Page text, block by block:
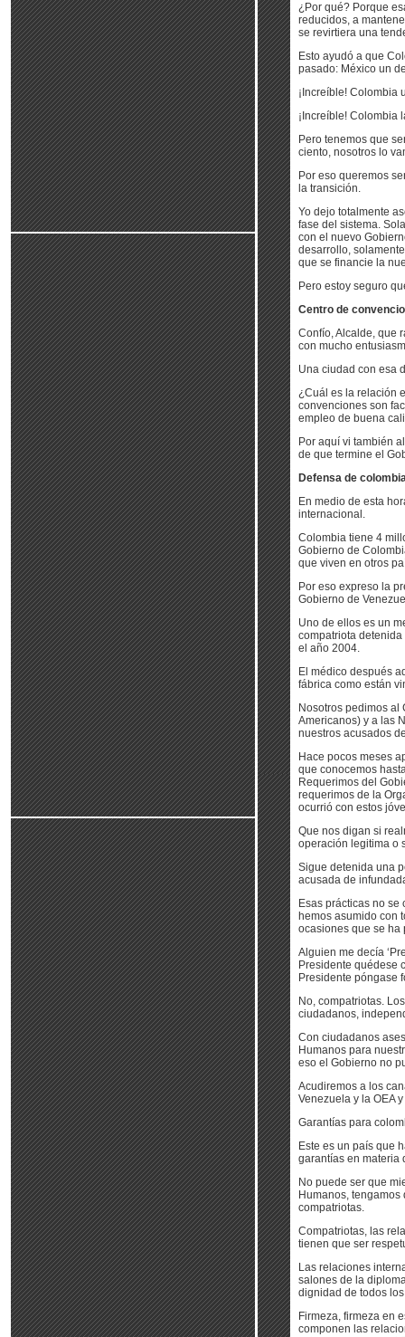
¿Por qué? Porque
reducidos, a
se revirtiera una
Esto ayudó a que
pasado: México un
¡Increíble! Colombia
¡Increíble! Colombia
Pero tenemos que
ciento, nosotros lo
Por eso queremos
la transición.
Yo dejo totalmente
fase del sistema.
con el nuevo
desarrollo,
que se financie la
Pero estoy seguro
Centro de
Confío, Alcalde, que
con mucho
Una ciudad con esa
¿Cuál es la relación
convenciones son
empleo de buena
Por aquí vi también
de que termine el
Defensa de
En medio de esta
internacional.
Colombia tiene 4
Gobierno de
que viven en otros
Por eso expreso la
Gobierno de
Uno de ellos es un
compatriota
el año 2004.
El médico después
fábrica como están
Nosotros pedimos al
Americanos) y a las
nuestros acusados
Hace pocos meses
que conocemos
Requerimos del
requerimos de la
ocurrió con estos
Que nos digan si
operación legitima o
Sigue detenida una
acusada de
Esas prácticas no
hemos asumido con
ocasiones que se ha
Alguien me decía
Presidente quédese
Presidente póngase
No, compatriotas.
ciudadanos,
Con ciudadanos
Humanos para
eso el Gobierno no
Acudiremos a los
Venezuela y la OEA
Garantías para
Este es un país que
garantías en materia
No puede ser que
Humanos,
compatriotas.
Compatriotas, las
tienen que ser
Las relaciones
salones de la
dignidad de todos
Firmeza, firmeza en
componen las